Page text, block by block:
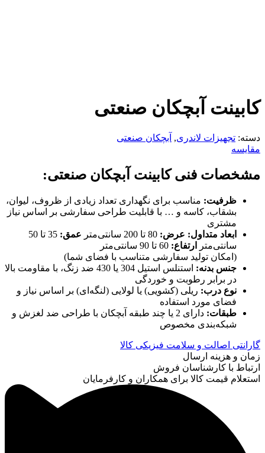
کابینت آبچکان صنعتی
دسته: تجهیزات لاندری, آبچکان صنعتی
مقایسه
مشخصات فنی کابینت آبچکان صنعتی:
ظرفیت: مناسب برای نگهداری تعداد زیادی از ظروف، لیوان،
بشقاب، کاسه و … با قابلیت طراحی سفارشی بر اساس نیاز
مشتری
ابعاد متداول: عرض: عمق:
35 تا 50
سانتی‌متر
ارتفاع:
(امکان تولید سفارشی متناسب با فضای شما)
جنس بدنه:
استنلس استیل 304 یا 430 ضد زنگ، با مقاومت بالا
در برابر رطوبت و خوردگی
نوع درب: ریلی (کشویی) یا لولایی (لنگه‌ای) بر اساس نیاز و
فضای مورد استفاده
طبقات:
دارای 2 یا چند طبقه آبچکان با طراحی ضد لغزش و
شبکه‌بندی مخصوص
گارانتی اصالت و سلامت فیزیکی کالا
زمان و هزینه ارسال
ارتباط با کارشناسان فروش
استعلام قیمت کالا برای همکاران و کارفرمایان